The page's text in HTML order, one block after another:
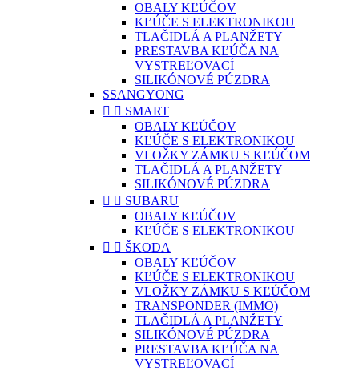
OBALY KĽÚČOV
KĽÚČE S ELEKTRONIKOU
TLAČIDLÁ A PLANŽETY
PRESTAVBA KĽÚČA NA
VYSTREĽOVACÍ
SILIKÓNOVÉ PÚZDRA
SSANGYONG
  SMART
OBALY KĽÚČOV
KĽÚČE S ELEKTRONIKOU
VLOŽKY ZÁMKU S KĽÚČOM
TLAČIDLÁ A PLANŽETY
SILIKÓNOVÉ PÚZDRA
  SUBARU
OBALY KĽÚČOV
KĽÚČE S ELEKTRONIKOU
  ŠKODA
OBALY KĽÚČOV
KĽÚČE S ELEKTRONIKOU
VLOŽKY ZÁMKU S KĽÚČOM
TRANSPONDER (IMMO)
TLAČIDLÁ A PLANŽETY
SILIKÓNOVÉ PÚZDRA
PRESTAVBA KĽÚČA NA
VYSTREĽOVACÍ